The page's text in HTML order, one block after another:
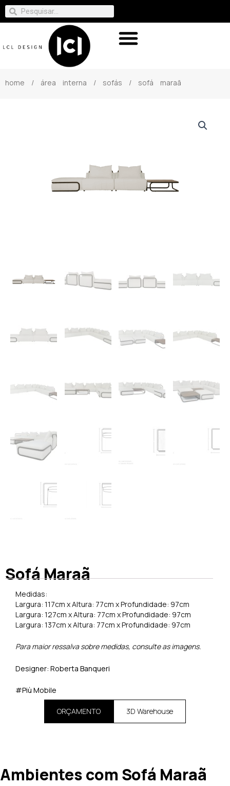
home / área interna / sofás / sofá maraã
Sofá Maraã
Medidas:
Largura: 117cm x Altura: 77cm x Profundidade: 97cm
Largura: 127cm x Altura: 77cm x Profundidade: 97cm
Largura: 137cm x Altura: 77cm x Profundidade: 97cm
Para maior ressalva sobre medidas, consulte as imagens.
Designer: Roberta Banqueri
#Più Mobile
ORÇAMENTO 3D Warehouse
Ambientes com Sofá Maraã